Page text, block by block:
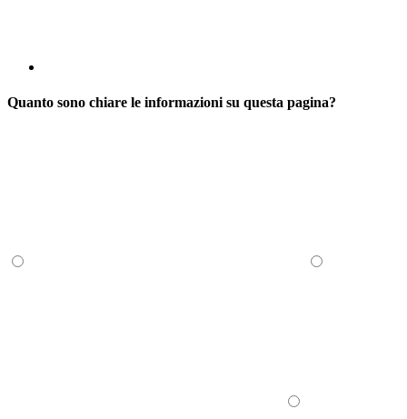
Quanto sono chiare le informazioni su questa pagina?